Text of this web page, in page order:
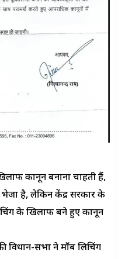
कानून बनाना चाहती हैं,
है, लेकिन केंद्र सरकार के
के खिलाफ बने हुए कानून
विधान-सभा ने मॉब लिचिंग